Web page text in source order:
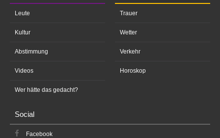
Leute
Kultur
Abstimmung
Videos
Wer hätte das gedacht?
Trauer
Wetter
Verkehr
Horoskop
Social
Facebook